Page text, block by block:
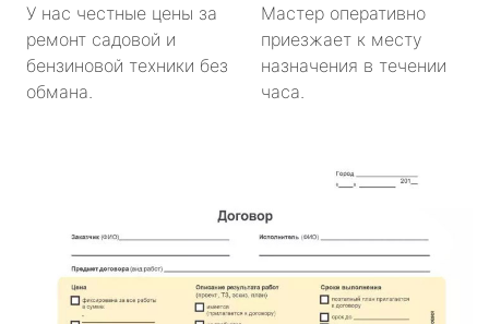
У нас честные цены за
ремонт садовой и
бензиновой техники без
обмана.
Мастер оперативно
приезжает к месту
назначения в течении
часа.